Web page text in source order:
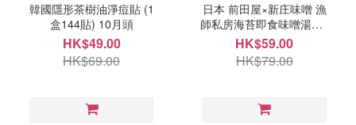
韓國隱形茶樹油淨痘貼 (1
盒144貼) 10月頭
HK$49.00
HK$69.00
日本 前田屋×新庄味噌 漁
師私房海苔即食味噌湯（5
食入） 10月中
HK$59.00
HK$79.00